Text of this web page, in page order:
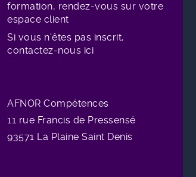
formation, rendez-vous sur votre
espace client
Si vous n'êtes pas inscrit,
contactez-nous ici
AFNOR Compétences
11 rue Francis de Pressensé
93571 La Plaine Saint Denis